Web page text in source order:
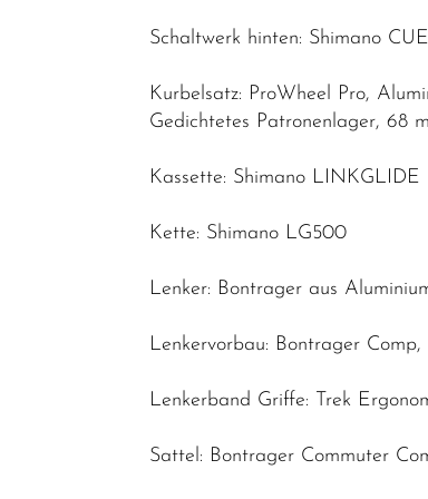
Schaltwerk hinten: Shimano
Kurbelsatz: ProWheel Pro,
Gedichtetes Patronenlager, 68
Kassette: Shimano
Kette: Shimano LG500
Lenker: Bontrager aus
Lenkervorbau: Bontrager
Lenkerband Griffe: Trek
Sattel: Bontrager Commuter